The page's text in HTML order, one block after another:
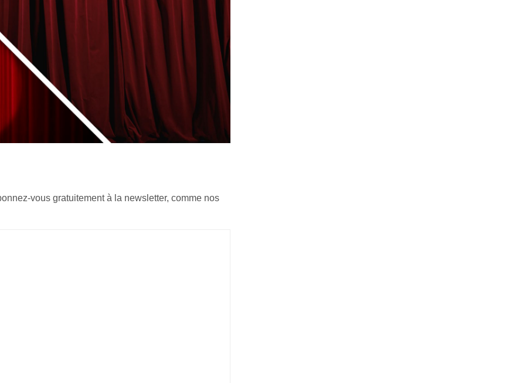
vous gratuitement à la newsletter, comme nos